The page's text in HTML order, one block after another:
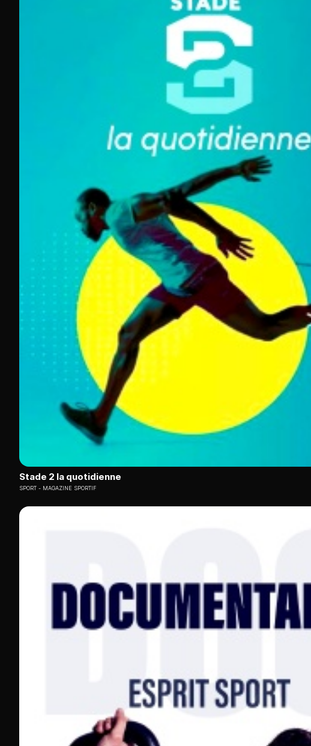
Stade 2 la quotidienne
SPORT MAGAZINE SPORTIF